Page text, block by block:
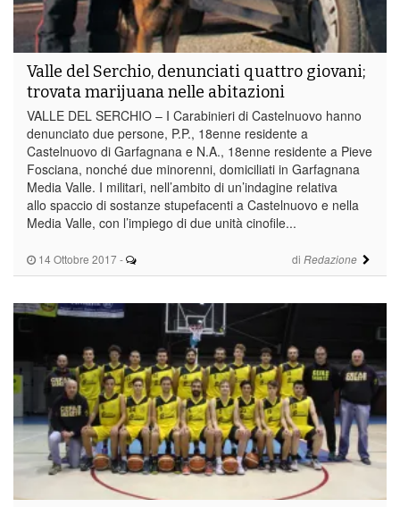
14 Ottobre 2017 - di Redazione
Valle del Serchio, denunciati quattro giovani;
trovata marijuana nelle abitazioni
VALLE DEL SERCHIO – I Carabinieri di Castelnuovo hanno
denunciato due persone, P.P., 18enne residente a
Castelnuovo di Garfagnana e N.A., 18enne residente a Pieve
Fosciana, nonché due minorenni, domiciliati in Garfagnana
Media Valle. I militari, nell’ambito di un’indagine relativa
allo spaccio di sostanze stupefacenti a Castelnuovo e nella
Media Valle, con l’impiego di due unità cinofile...